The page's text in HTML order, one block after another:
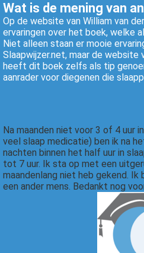
Wat is de mening van
Op de website van William van
ervaringen over het boek, welke
Niet alleen staan er mooie
Slaapwijzer.net, maar de website
heeft dit boek zelfs als tip
aanrader voor diegenen die
Na maanden niet voor 3 of 4 uur
veel slaap medicatie) ben ik na
nachten binnen het half uur in
tot 7 uur. Ik sta op met een
maandenlang niet heb gekend. Ik
een ander mens. Bedankt nog